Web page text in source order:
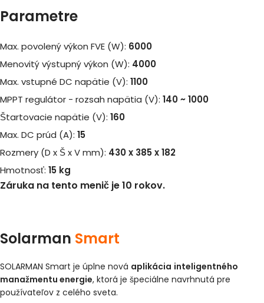
Parametre
Max. povolený výkon FVE (W): 6000
Menovitý výstupný výkon (W): 4000
Max. vstupné DC napätie (V): 1100
MPPT regulátor - rozsah napätia (V): 140 ~ 1000
Štartovacie napätie (V): 160
Max. DC prúd (A): 15
Rozmery (D x Š x V mm): 430 x 385 x 182
Hmotnosť: 15 kg
Záruka na tento menič je 10 rokov.
Solarman Smart
SOLARMAN Smart je úplne nová aplikácia inteligentného
manažmentu energie, ktorá je špeciálne navrhnutá pre
používateľov z celého sveta.